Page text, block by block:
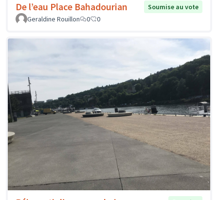
De l’eau Place Bahadourian
Soumise au vote
Geraldine Rouillon
0 0